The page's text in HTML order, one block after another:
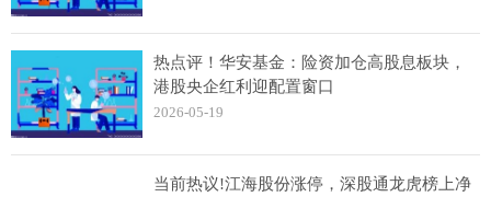
热点评！华安基金：险资加仓高股息板块，
港股央企红利迎配置窗口
2026-05-19
当前热议!江海股份涨停，深股通龙虎榜上净